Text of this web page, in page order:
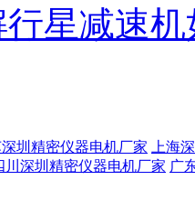
星减速
圳精密仪器电机厂家
上海
川深圳精密仪器电机厂家 广